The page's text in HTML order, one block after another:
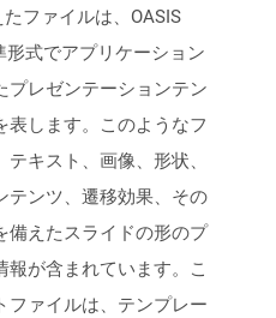
ファイルは、OASIS
形式でアプリケーション
プレゼンテーションテン
表します。このようなフ
キスト、画像、形状、
テンツ、遷移効果、その
備えたスライドの形のプ
報が含まれています。こ
ファイルは、テンプレー